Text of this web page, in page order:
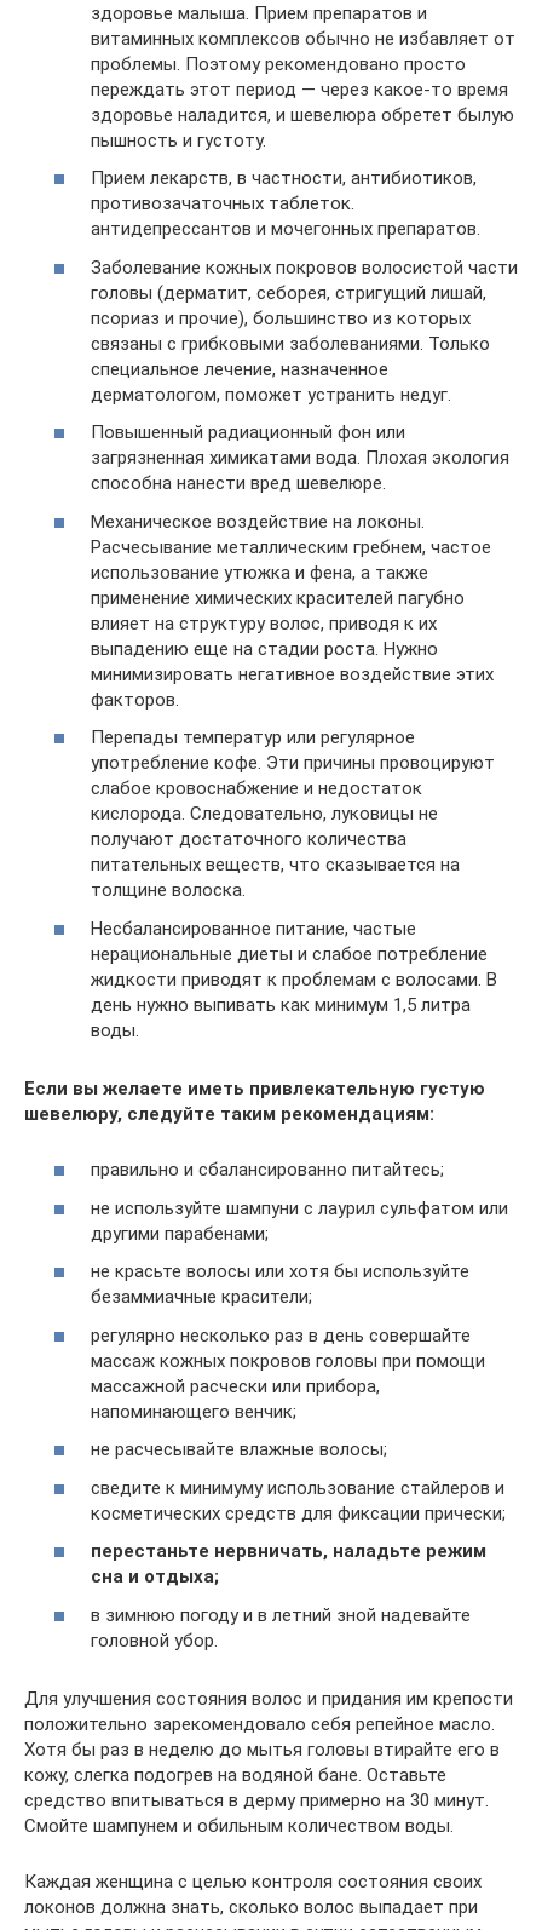
здоровье малыша. Прием препаратов и
витаминных комплексов обычно не избавляет от
проблемы. Поэтому рекомендовано просто
переждать этот период — через какое-то время
здоровье наладится, и шевелюра обретет былую
пышность и густоту.
Прием лекарств, в частности, антибиотиков,
противозачаточных таблеток.
антидепрессантов и мочегонных препаратов.
Заболевание кожных покровов волосистой части
головы (дерматит, себорея, стригущий лишай,
псориаз и прочие), большинство из которых
связаны с грибковыми заболеваниями. Только
специальное лечение, назначенное
дерматологом, поможет устранить недуг.
Повышенный радиационный фон или
загрязненная химикатами вода. Плохая экология
способна нанести вред шевелюре.
Механическое воздействие на локоны.
Расчесывание металлическим гребнем, частое
использование утюжка и фена, а также
применение химических красителей пагубно
влияет на структуру волос, приводя к их
выпадению еще на стадии роста. Нужно
минимизировать негативное воздействие этих
факторов.
Перепады температур или регулярное
употребление кофе. Эти причины провоцируют
слабое кровоснабжение и недостаток
кислорода. Следовательно, луковицы не
получают достаточного количества
питательных веществ, что сказывается на
толщине волоска.
Несбалансированное питание, частые
нерациональные диеты и слабое потребление
жидкости приводят к проблемам с волосами. В
день нужно выпивать как минимум 1,5 литра
воды.
Если вы желаете иметь привлекательную густую
шевелюру, следуйте таким рекомендациям:
правильно и сбалансированно питайтесь;
не используйте шампуни с лаурил сульфатом или
другими парабенами;
не красьте волосы или хотя бы используйте
безаммиачные красители;
регулярно несколько раз в день совершайте
массаж кожных покровов головы при помощи
массажной расчески или прибора,
напоминающего венчик;
не расчесывайте влажные волосы;
сведите к минимуму использование стайлеров и
косметических средств для фиксации прически;
перестаньте нервничать, наладьте режим
сна и отдыха;
в зимнюю погоду и в летний зной надевайте
головной убор.
Для улучшения состояния волос и придания им крепости
положительно зарекомендовало себя репейное масло.
Хотя бы раз в неделю до мытья головы втирайте его в
кожу, слегка подогрев на водяной бане. Оставьте
средство впитываться в дерму примерно на 30 минут.
Смойте шампунем и обильным количеством воды.
Каждая женщина с целью контроля состояния своих
локонов должна знать, сколько волос выпадает при